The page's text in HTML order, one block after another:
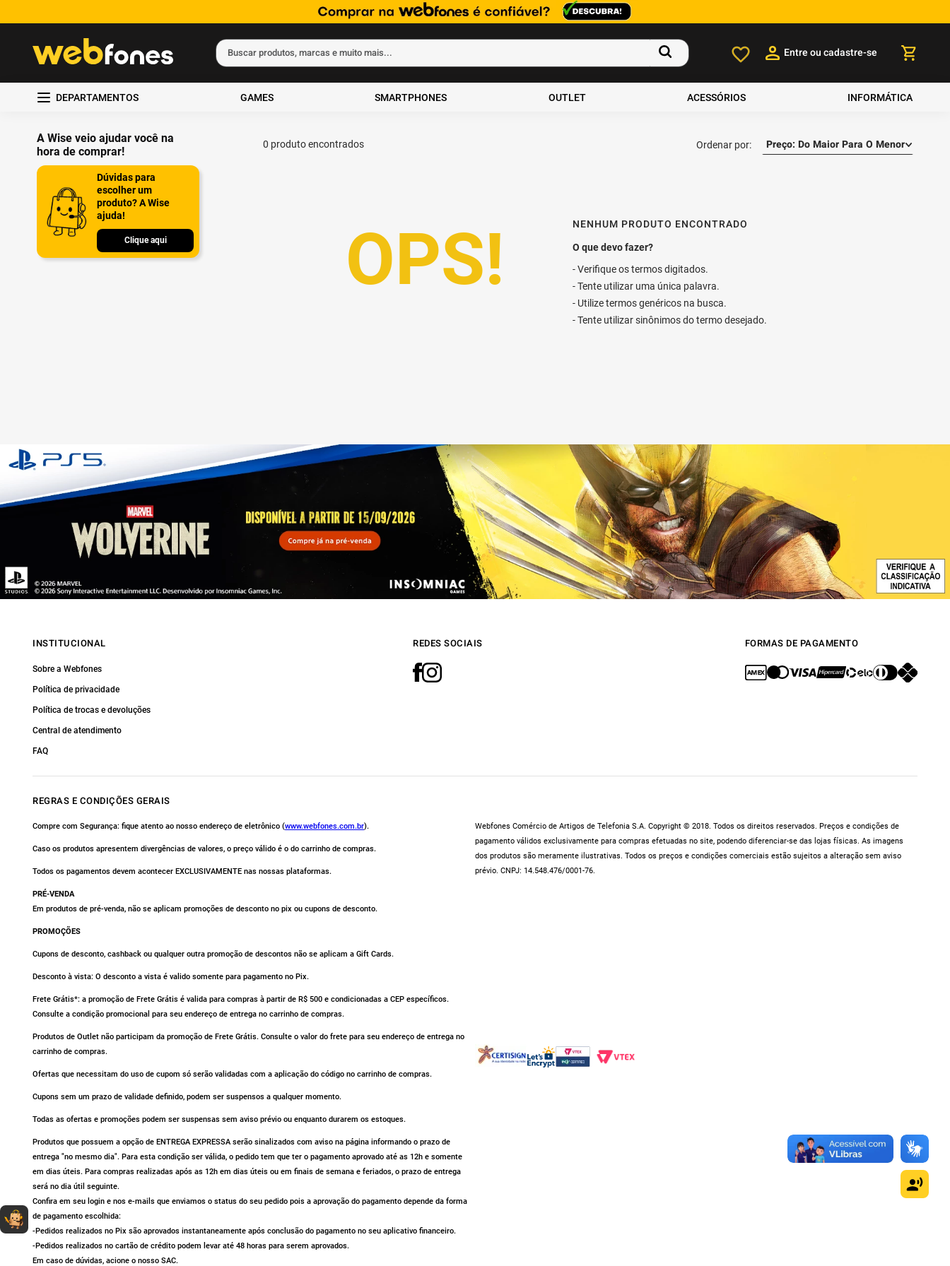
Buscar produtos, marcas e muito mais...
Entre ou cadastre-se
DEPARTAMENTOS GAMES SMARTPHONES OUTLET ACESSÓRIOS INFORMÁTICA
Dúvidas sobre produtos?
Fale comigo
A Wise veio ajudar você na
hora de comprar!
Dúvidas para
escolher um
produto? A Wise
ajuda!
Clique aqui
0 produto Preço: Do Maior Para O Menor
NENHUM PRODUTO ENCONTRADO
Verifique os termos digitados.
Tente utilizar uma única palavra.
Utilize termos genéricos na busca.
Tente utilizar sinônimos do termo desejado.
INSTITUCIONAL
Sobre a Webfones
Política de privacidade
Política de trocas e devoluções
Central de atendimento
FAQ
REDES SOCIAIS FORMAS DE PAGAMENTO
REGRAS E CONDIÇÕES GERAIS
Compre com Segurança: fique atento ao nosso endereço de eletrônico (www.webfones.com.br).
Caso os produtos apresentem divergências de valores, o preço válido é o do carrinho de compras.
Todos os pagamentos devem acontecer EXCLUSIVAMENTE nas nossas plataformas.
PRÉ-VENDA
Em produtos de pré-venda, não se aplicam promoções de desconto no pix ou cupons de desconto.
PROMOÇÕES
Cupons de desconto, cashback ou qualquer outra promoção de descontos não se aplicam a Gift Cards.
Desconto à vista: O desconto a vista é valido somente para pagamento no Pix.
Frete Grátis*: a promoção de Frete Grátis é valida para compras à partir de R$ 500 e condicionadas a CEP específicos.
Consulte a condição promocional para seu endereço de entrega no carrinho de compras.
Produtos de Outlet não participam da promoção de Frete Grátis. Consulte o valor do frete para seu endereço de entrega no
carrinho de compras.
Ofertas que necessitam do uso de cupom só serão validadas com a aplicação do código no carrinho de compras.
Cupons sem um prazo de validade definido, podem ser suspensos a qualquer momento.
Todas as ofertas e promoções podem ser suspensas sem aviso prévio ou enquanto durarem os estoques.
Produtos que possuem a opção de ENTREGA EXPRESSA serão sinalizados com aviso na página informando o prazo de
entrega "no mesmo dia". Para esta condição ser válida, o pedido tem que ter o pagamento aprovado até as 12h e somente
em dias úteis. Para compras realizadas após as 12h em dias úteis ou em finais de semana e feriados, o prazo de entrega
será no dia útil seguinte.
Confira em seu login e nos e-mails que enviamos o status do seu pedido pois a aprovação do pagamento depende da forma
de pagamento escolhida:
-Pedidos realizados no Pix são aprovados instantaneamente após conclusão do pagamento no seu aplicativo financeiro.
-Pedidos realizados no cartão de crédito podem levar até 48 horas para serem aprovados.
Em caso de dúvidas, acione o nosso SAC.
Webfones Comércio de Artigos de Telefonia S.A. Copyright © 2018. Todos os direitos reservados. Preços e condições de
pagamento válidos exclusivamente para compras efetuadas no site, podendo diferenciar-se das lojas físicas. As imagens
dos produtos são meramente ilustrativas. Todos os preços e condições comerciais estão sujeitos a alteração sem aviso
prévio. CNPJ: 14.548.476/0001-76.
Termos mais buscados